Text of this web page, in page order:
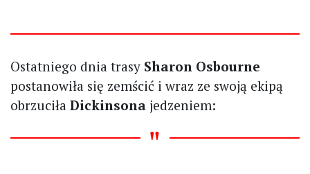
Ostatniego dnia trasy Sharon Osbourne
postanowiła się zemścić i wraz ze swoją ekipą
obrzuciła Dickinsona jedzeniem: